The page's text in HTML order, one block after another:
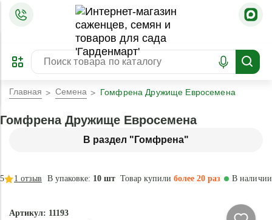
ПРЕДЗАКАЗ
ЗАБРОНИРОВАТЬ
ЛУЧШЕЕ
Главная Семена Гомфрена Дружище Евросемена
В раздел "Гомфрена"
Гомфрена Дружище Евросемена
В упаковке: 10 шт Товар купилиболее 20 раз
5 1 отзыв В наличии
Артикул: 11193